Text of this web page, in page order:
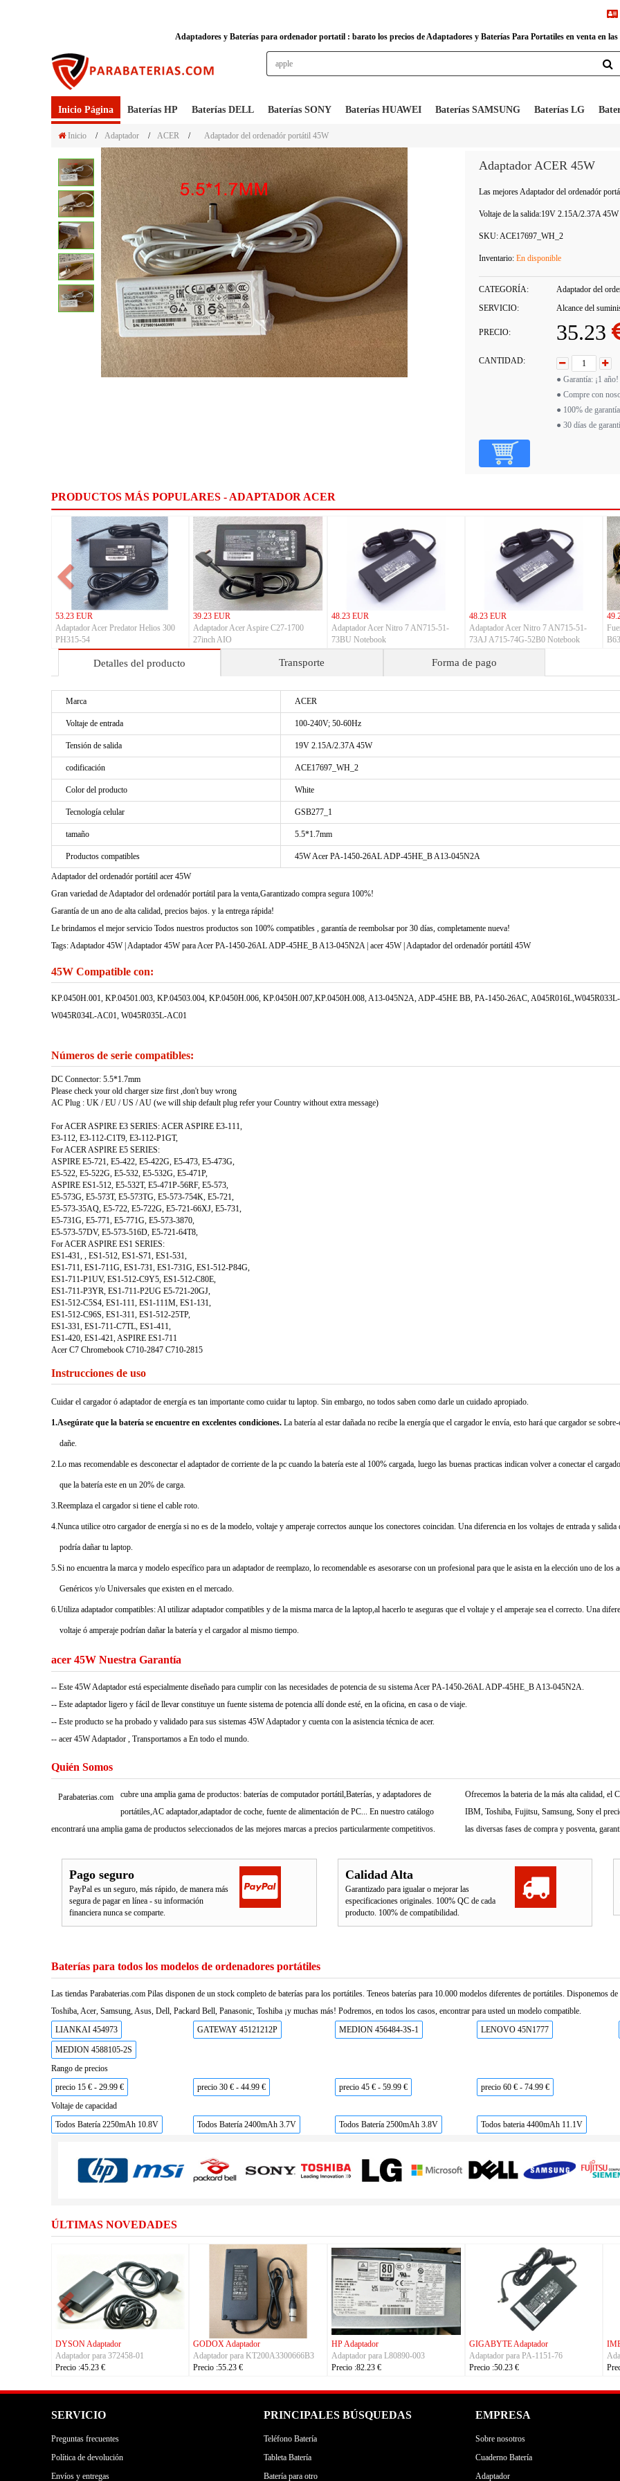
Adaptadores y Baterías para ordenador portatil : barato los precios de Adaptadores y Baterías Para Portatiles en venta en
Inicio Página Baterías HP Baterías DELL Baterías SONY Baterías HUAWEI Baterías SAMSUNG Baterías LG
Inicio / Adaptador / ACER / Adaptador del ordenadór portátil 45W
Adaptador ACER 45W
Las mejores Adaptador del ordenadór
Voltaje de la salida:19V 2.15A/2.37A 45W
SKU:ACE17697_WH_2
Inventario: En disponible
CATEGORÍA: Adaptador del
SERVICIO:
Alcance del
PRECIO: 35.23
CANTIDAD:
● Garantía: ¡1 año!
● Compre con
● 100% de
● 30 días de
PRODUCTOS MÁS POPULARES - ADAPTADOR ACER
53.23 EUR
Adaptador Acer Predator Helios 300
PH315-54
39.23 EUR
Adaptador Acer Aspire C27-1700
27inch AIO
48.23 EUR
Adaptador Acer Nitro 7 AN715-51-
73BU Notebook
48.23 EUR
Adaptador Acer Nitro 7 AN715-51-
73AJ A715-74G-52B0 Notebook
Detalles del producto Transporte Forma de pago
Marca ACER
Voltaje de entrada 100-240V; 50-60Hz
Tensión de salida 19V 2.15A/2.37A 45W
codificación ACE17697_WH_2
Color del producto White
Tecnología celular GSB277_1
tamaño 5.5*1.7mm
Productos compatibles 45W Acer PA-1450-26AL ADP-45HE_B A13-045N2A
Adaptador del ordenadór portátil acer 45W
Gran variedad de Adaptador del ordenadór portátil para la venta,Garantizado compra segura 100%!
Garantía de un ano de alta calidad, precios bajos. y la entrega rápida!
Le brindamos el mejor servicio Todos nuestros productos son 100% compatibles , garantía de reembolsar por 30 días, completamente nueva!
Tags: Adaptador 45W | Adaptador 45W para Acer PA-1450-26AL ADP-45HE_B A13-045N2A | acer 45W | Adaptador del ordenadór portátil 45W
45W Compatible con:
KP.0450H.001, KP.04501.003, KP.04503.004, KP.0450H.006, KP.0450H.007,KP.0450H.008, A13-045N2A, ADP-45HE BB, PA-1450-26AC,
W045R034L-AC01, W045R035L-AC01
Números de serie compatibles:
DC Connector: 5.5*1.7mm
Please check your old charger size first ,don't buy wrong
AC Plug : UK / EU / US / AU (we will ship default plug refer your Country without extra message)
For ACER ASPIRE E3 SERIES: ACER ASPIRE E3-111,
E3-112, E3-112-C1T9, E3-112-P1GT,
For ACER ASPIRE E5 SERIES:
ASPIRE E5-721, E5-422, E5-422G, E5-473, E5-473G,
E5-522, E5-522G, E5-532, E5-532G, E5-471P,
ASPIRE ES1-512, E5-532T, E5-471P-56RF, E5-573,
E5-573G, E5-573T, E5-573TG, E5-573-754K, E5-721,
E5-573-35AQ, E5-722, E5-722G, E5-721-66XJ, E5-731,
E5-731G, E5-771, E5-771G, E5-573-3870,
E5-573-57DV, E5-573-516D, E5-721-64T8,
For ACER ASPIRE ES1 SERIES:
ES1-431, , ES1-512, ES1-S71, ES1-531,
ES1-711, ES1-711G, ES1-731, ES1-731G, ES1-512-P84G,
ES1-711-P1UV, ES1-512-C9Y5, ES1-512-C80E,
ES1-711-P3YR, ES1-711-P2UG E5-721-20GJ,
ES1-512-C5S4, ES1-111, ES1-111M, ES1-131,
ES1-512-C96S, ES1-311, ES1-512-25TP,
ES1-331, ES1-711-C7TL, ES1-411,
ES1-420, ES1-421, ASPIRE ES1-711
Acer C7 Chromebook C710-2847 C710-2815
Instrucciones de uso
Cuidar el cargador ó adaptador de energía es tan importante como cuidar tu laptop. Sin embargo, no todos saben como darle un cuidado apropiado.
1.Asegúrate que la batería se encuentre en excelentes condiciones. La batería al estar dañada no recibe la energía que el cargador le envía, esto hará que cargador se
dañe.
2.Lo mas recomendable es desconectar el adaptador de corriente de la pc cuando la batería este al 100% cargada, luego las buenas practicas indican volver a conectar el
que la batería este en un 20% de carga.
3.Reemplaza el cargador si tiene el cable roto.
4.Nunca utilice otro cargador de energía si no es de la modelo, voltaje y amperaje correctos aunque los conectores coincidan. Una diferencia en los voltajes de entrada y salida
podría dañar tu laptop.
5.Si no encuentra la marca y modelo específico para un adaptador de reemplazo, lo recomendable es asesorarse con un profesional para que le asista en la elección uno de los
Genéricos y/o Universales que existen en el mercado.
6.Utiliza adaptador compatibles: Al utilizar adaptador compatibles y de la misma marca de la laptop,al hacerlo te aseguras que el voltaje y el amperaje sea el correcto. Una
voltaje ó amperaje podrían dañar la batería y el cargador al mismo tiempo.
acer 45W Nuestra Garantía
-- Este 45W Adaptador está especialmente diseñado para cumplir con las necesidades de potencia de su sistema Acer PA-1450-26AL ADP-45HE_B A13-045N2A.
-- Este adaptador ligero y fácil de llevar constituye un fuente sistema de potencia allí donde esté, en la oficina, en casa o de viaje.
-- Este producto se ha probado y validado para sus sistemas 45W Adaptador y cuenta con la asistencia técnica de acer.
-- acer 45W Adaptador , Transportamos a En todo el mundo.
Quién Somos
Parabaterias.com
cubre una amplia gama de productos: baterías de computador portátil,Baterías, y adaptadores de
portátiles,AC adaptador,adaptador de coche, fuente de alimentación de PC... En nuestro catálogo
encontrará una amplia gama de productos seleccionados de las mejores marcas a precios particularmente competitivos.
Ofrecemos la bateria de la más alta calidad,
IBM, Toshiba, Fujitsu, Samsung, Sony el
las diversas fases de compra y posventa,
Pago seguro
PayPal es un seguro, más rápido, de manera más
segura de pagar en línea - su información
financiera nunca se comparte.
Calidad Alta
Garantizado para igualar o mejorar las
especificaciones originales. 100% QC de cada
producto. 100% de compatibilidad.
Baterías para todos los modelos de ordenadores portátiles
Las tiendas Parabaterias.com Pilas disponen de un stock completo de baterías para los portátiles. Teneos baterías para 10.000 modelos diferentes de portátiles. Disponemos
Toshiba, Acer, Samsung, Asus, Dell, Packard Bell, Panasonic, Toshiba ¡y muchas más! Podremos, en todos los casos, encontrar para usted un modelo compatible.
LIANKAI 454973
GATEWAY 45121212P MEDION 456484-3S-1 LENOVO 45N1777
MEDION 4588105-2S
Rango de precios
precio 15 € - 29.99 €
precio 30 € - 44.99 € precio 45 € - 59.99 €
precio 60 € - 74.99 €
Voltaje de capacidad
Todos Batería 2250mAh 10.8V
Todos Batería 2400mAh 3.7V Todos Batería 2500mAh 3.8V Todos bateria 4400mAh 11.1V
ÚLTIMAS NOVEDADES
APD Adaptador
Adaptador para DA-48T12
Precio :22.23 €
FSP Adaptador
Adaptador para FSP330-ACAU3
Precio :164.23 €
HUAWEI Adaptador
Adaptador para S190126D1D
Precio :40.23 €
TRIMBLE Adaptador
Adaptador para
Charger_Dual_Battery_Slot
ASUS
Adaptador
Precio
SERVICIO
Preguntas frecuentes
Política de devolución
Envíos y entregas
PRINCIPALES BÚSQUEDAS
Teléfono Batería
Tableta Batería
Batería para otro
EMPRESA
Sobre nosotros
Cuaderno Batería
Adaptador